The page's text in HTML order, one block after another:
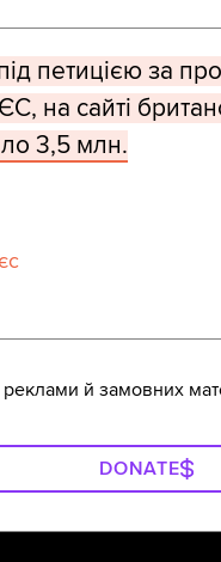
петицією за
на сайті
3,5 млн.
й замовних
DONATE